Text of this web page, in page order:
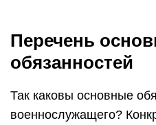
Перечень
обязанностей
Так каковы основные
военнослужащего?